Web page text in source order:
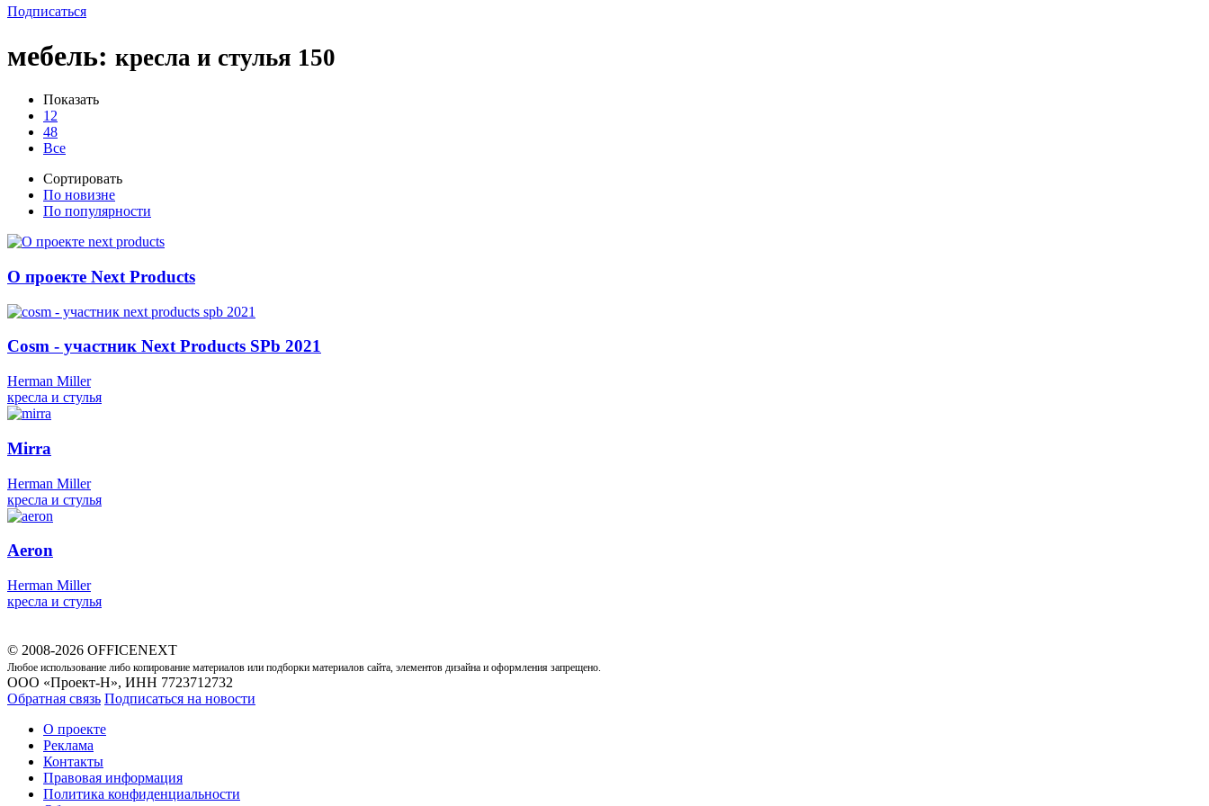
Подписаться
мебель: кресла и стулья 150
Показать
12
48
Все
Сортировать
По новизне
По популярности
О проекте Next Products
Cosm - участник Next Products SPb 2021
Herman Miller
кресла и стулья
Mirra
Herman Miller
кресла и стулья
Aeron
Herman Miller
кресла и стулья
© 2008-2026 OFFICENEXT
Любое использование либо копирование материалов или подборки материалов сайта, элементов дизайна и оформления запрещено.
ООО «Проект-Н», ИНН 7723712732
Обратная связь Подписаться на новости
О проекте
Реклама
Контакты
Правовая информация
Политика конфиденциальности